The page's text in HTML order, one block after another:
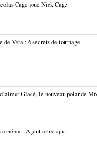
Cage joue Nick Cage
de Vera : 6 secrets de tournage
Glacé, le nouveau polar de M6
cinéma : Agent artistique